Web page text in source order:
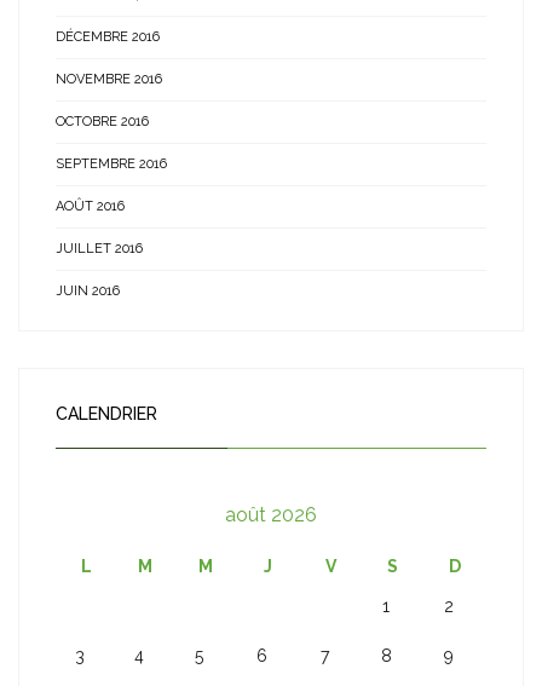
DÉCEMBRE 2016
NOVEMBRE 2016
OCTOBRE 2016
SEPTEMBRE 2016
AOÛT 2016
JUILLET 2016
JUIN 2016
CALENDRIER
août 2026
L M M J V S D
1 2
3 4 5 6 7 8 9